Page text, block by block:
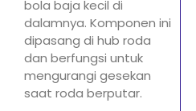
bola baja kecil di
dalamnya. Komponen ini
dipasang di hub roda
dan berfungsi untuk
mengurangi gesekan
saat roda berputar.